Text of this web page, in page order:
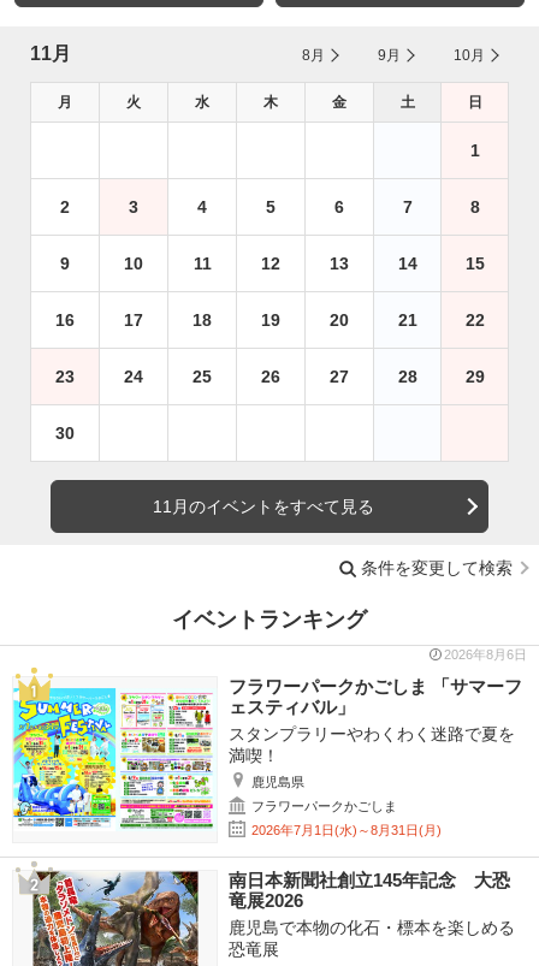
11月 8月 9月 10月
月 火 水 木 金 土 日
1
2 3 4 5 6 7 8
9 10 11 12 13 14 15
16 17 18 19 20 21 22
23 24 25 26 27 28 29
30
11月のイベントをすべて見る
条件を変更して検索
イベントランキング
2026年8月6日
フラワーパークかごしま 「サマーフ
ェスティバル」
スタンプラリーやわくわく迷路で夏を
満喫！
鹿児島県
フラワーパークかごしま
2026年7月1日(水)～8月31日(月)
南日本新聞社創立145年記念 大恐
竜展2026
鹿児島で本物の化石・標本を楽しめる
恐竜展